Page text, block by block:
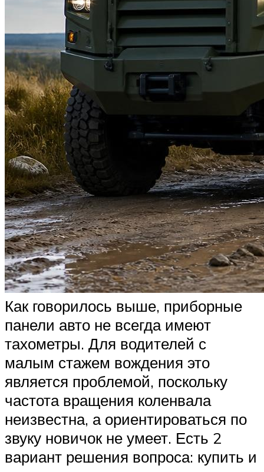
Как говорилось выше, приборные
панели авто не всегда имеют
тахометры. Для водителей с
малым стажем вождения это
является проблемой, поскольку
частота вращения коленвала
неизвестна, а ориентироваться по
звуку новичок не умеет. Есть 2
вариант решения вопроса: купить и